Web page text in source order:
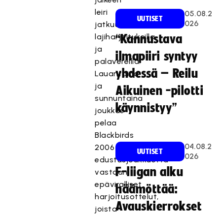
leiri
jatkuu
lajiharjoituksilla
ja
palavereilla.
Lauantaina
ja
sunnuntaina
joukkue
pelaa
Blackbirds
2006
edustusjoukkuetta*
vastaan
epäviralliset
harjoitusottelut,
joista
UUTISET
05.08.2
026
“Kannustava
ilmapiiri syntyy
yhdessä – Reilu
Aikuinen -pilotti
käynnistyy”
UUTISET
04.08.2
026
F-liigan alku
häämöttää:
Avauskierrokset